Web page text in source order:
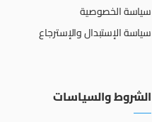
سياسة الخصوصية
سياسة الإستبدال والإسترجاع
الشروط والسياسات